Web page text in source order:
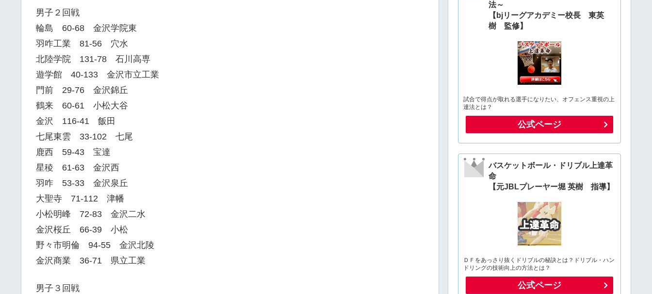
男子２回戦
輪島 60-68 金沢学院東
羽咋工業 81-56 穴水
北陸学院 131-78 石川高専
遊学館 40-133 金沢市立工業
門前 29-76 金沢錦丘
鶴来 60-61 小松大谷
金沢 116-41 飯田
七尾東雲 33-102 七尾
鹿西 59-43 宝達
星稜 61-63 金沢西
羽咋 53-33 金沢泉丘
大聖寺 71-112 津幡
小松明峰 72-83 金沢二水
金沢桜丘 66-39 小松
野々市明倫 94-55 金沢北陵
金沢商業 36-71 県立工業
男子３回戦
法～
【bjリーグアカデミー校長 東英
樹 監修】
試合で得点が取れる選手になりたい、オフェンス重視の上
達法とは？
公式ページ
バスケットボール・ドリブル上達革
命
【元JBLプレーヤー堀 英樹 指導】
ＤＦをあっさり抜くドリブルの秘訣とは？ドリブル・ハン
ドリングの技術向上の方法とは？
公式ページ